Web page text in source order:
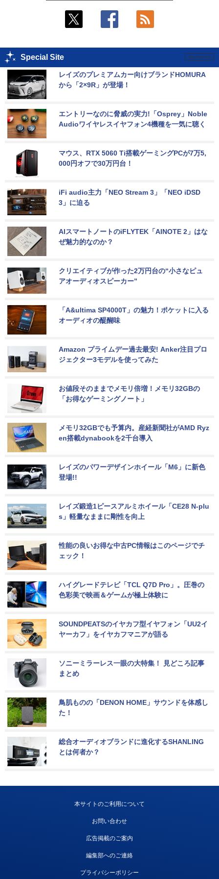
Special Site
レイズのプレミアムカー向けブランドHOMURA
から「2×9R」が登場！
エントリーなのに脅威の実力!「Osprey」Noble
Audioワイヤレスイヤフォン4機種を一気に聴く
マウス、RTX 5060 Ti搭載ゲーミングPCが7万5,
000円オフで30万円台！
iFi audio主力「NEO Stream 3」「NEO iDSD
3」に迫る
AIスマートノートのiFLYTEK「AINOTE 2」はな
ぜ魅力的なのか？
クリエイティブが作った2万円台の“小さなピュ
アオーディオスピーカー”
「A&ultima SP4000T」の魅力！ポケットに入る
オーディオの醍醐味
Amazon プライムデー過去最安! Anker注目プロ
ジェクター3モデルを使ってみた
お値段そのままでメモリ倍増！メモリ32GBの
「お得なゲーミングノート」
メモリ32GBでも予算内。産経新聞社がAMD Ryz
en搭載dynabookを2千台導入
レイズのパワーデザインホイール「M6」に新色
登場!!
レイズ鍛造1ピースアルミホイール「CE28 N-plu
s」軽量なままに剛性を向上
性能の良いお得な中古PC情報はこのページでチ
ェック！
ハイグレードテレビ「TCL Q7D Pro」。圧巻の
色彩美で映画＆ゲームが極上体験に
SOUNDPEATSのイヤカフ型イヤフォン「UU2イ
ヤーカフ」をイヤカフマニアが語る
ソニーミラーレス一眼の大特集！ 見どころ記事
まとめ
鳥肌ものの「DENON HOME」サウンドを体感し
た！
総合オーディオブランドに進化するSHANLING
とは何者か？
本サイトのご利用について
お問い合わせ
広告掲載のご案内
編集部へのご連絡
プライバシーポリシー